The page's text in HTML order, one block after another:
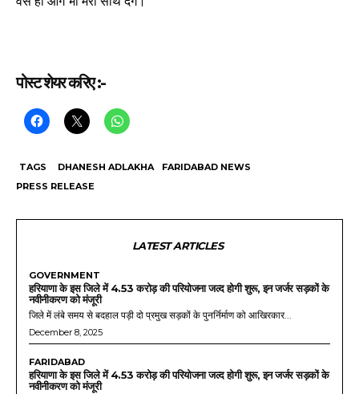
पोस्ट शेयर करिए :-
TAGS DHANESH ADLAKHA
FARIDABAD NEWS
PRESS RELEASE
LATEST ARTICLES
GOVERNMENT
हरियाणा के इस जिले में 4.53 करोड़ की परियोजना जल्द होगी शुरू, इन जर्जर सड़कों के
नवीनीकरण को मंजूरी
जिले में लंबे समय से बदहाल पड़ी दो प्रमुख सड़कों के पुनर्निर्माण को आखिरकार...
December 8, 2025
FARIDABAD
हरियाणा के इस जिले में 4.53 करोड़ की परियोजना जल्द होगी शुरू, इन जर्जर सड़कों के
नवीनीकरण को मंजूरी